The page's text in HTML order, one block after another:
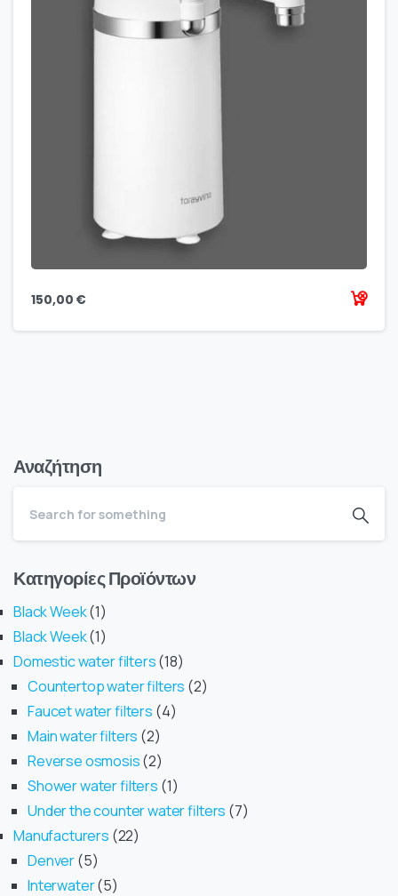
150,00 €
Αναζήτηση
Κατηγορίες Προϊόντων
Black Week 1
Black Week 1
Domestic water filters 18
Countertop water filters 2
Faucet water filters 4
Main water filters 2
Reverse osmosis 2
Shower water filters 1
Under the counter water filters 7
Manufacturers 22
Denver 5
Interwater 5